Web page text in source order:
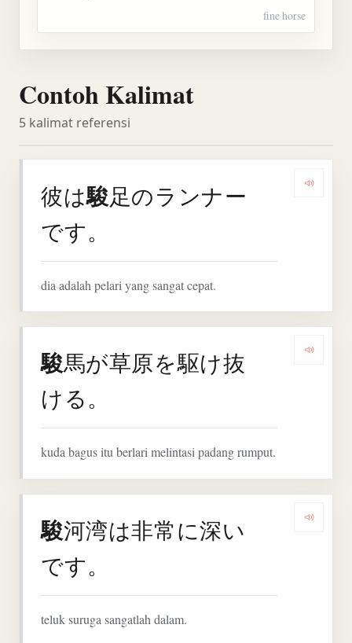
fine horse
Contoh Kalimat
5 kalimat referensi
彼は駿足のランナー
です。
dia adalah pelari yang sangat cepat.
駿馬が草原を駆け抜
ける。
kuda bagus itu berlari melintasi padang rumput.
駿河湾は非常に深い
です。
teluk suruga sangatlah dalam.